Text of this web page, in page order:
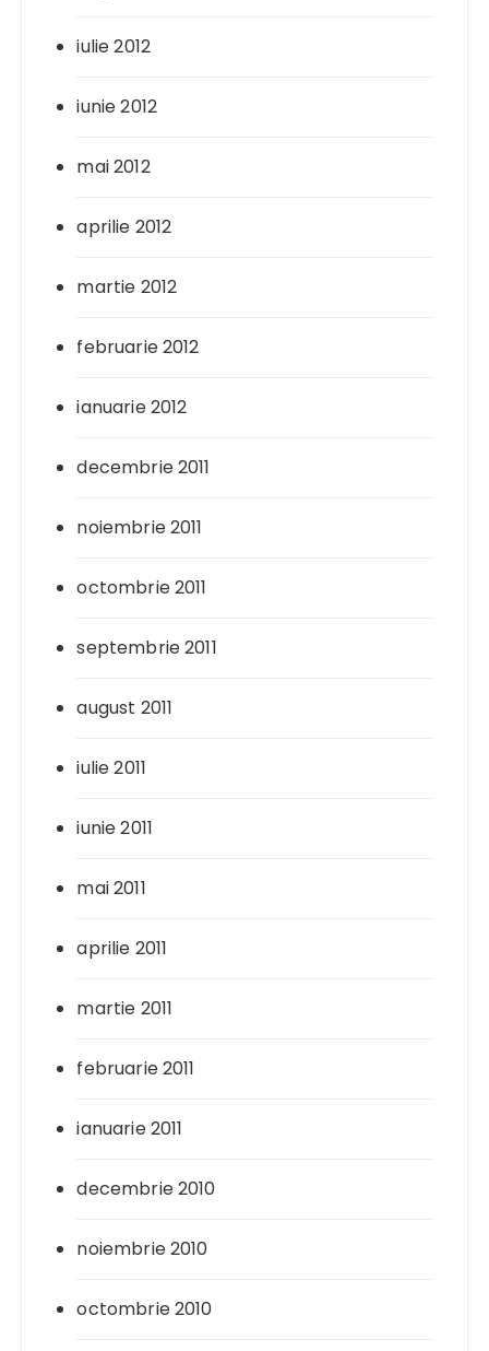
iulie 2012
iunie 2012
mai 2012
aprilie 2012
martie 2012
februarie 2012
ianuarie 2012
decembrie 2011
noiembrie 2011
octombrie 2011
septembrie 2011
august 2011
iulie 2011
iunie 2011
mai 2011
aprilie 2011
martie 2011
februarie 2011
ianuarie 2011
decembrie 2010
noiembrie 2010
octombrie 2010